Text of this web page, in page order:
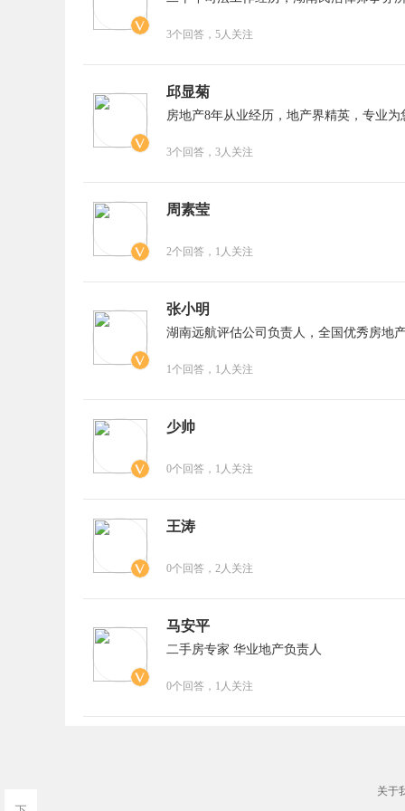
3个回答 ，5人关注
邱显菊
房地产8年从业经历，地产界精英，专业为
3个回答 ，3人关注
周素莹
2个回答 ，1人关注
张小明
湖南远航评估公司负责人，全国优秀房地
1个回答 ，1人关注
少帅
0个回答 ，1人关注
王涛
0个回答 ，2人关注
马安平
二手房专家 华业地产负责人
0个回答 ，1人关注
关于